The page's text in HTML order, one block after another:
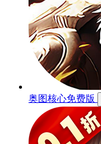
奥图核心免费版